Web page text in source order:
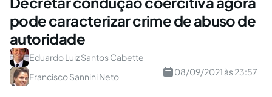
pode caracterizar crime de abuso de
autoridade
Eduardo Luiz Santos Cabette
Francisco Sannini Neto
08/09/2021 às 23:57